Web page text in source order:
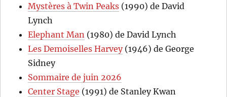
Mystères à Twin Peaks (1990) de David
Lynch
Elephant Man (1980) de David Lynch
Les Demoiselles Harvey(1946) de George
Sidney
Sommaire de juin 2026
Center Stage (1991) de Stanley Kwan